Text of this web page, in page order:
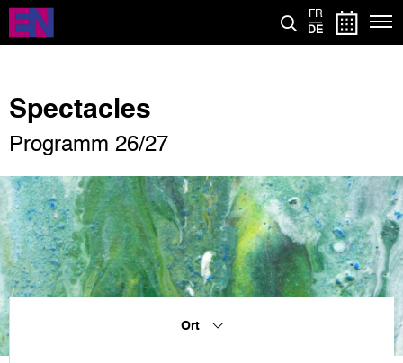
Direkt
zum
Inhalt
FR
DE
Spectacles
Programm 26/27
Ort